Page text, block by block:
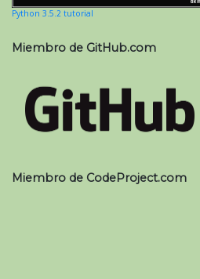
Python 3.5.2 tutorial
Miembro de GitHub.com
Miembro de CodeProject.com